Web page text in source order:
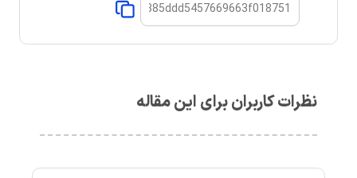
نظرات کاربران برای این مقاله